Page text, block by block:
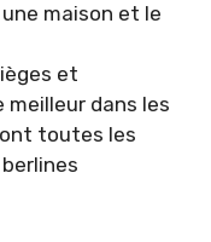
maison et le
et
dans les
toutes les